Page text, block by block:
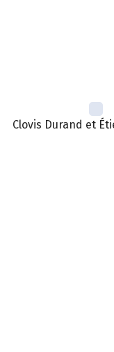
Clovis Durand et